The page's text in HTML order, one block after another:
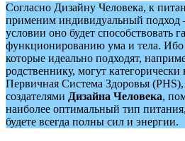
Согласно Дизайну Человека, к
применим индивидуальный подход
условии оно будет способствовать
функционированию ума и тела.
которые идеально подходят,
родственнику, могут
Первичная Система Здоровья (PHS),
создателями Дизайна Человека,
наиболее оптимальный тип
будете всегда полны сил и энергии.